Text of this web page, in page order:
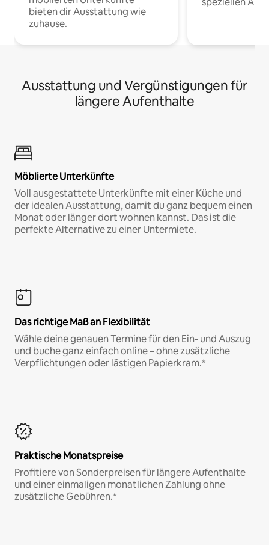
bieten dir Ausstattung wie
zuhause.
Ausstattung und Vergünstigungen für
längere Aufenthalte
Möblierte Unterkünfte
Voll ausgestattete Unterkünfte mit einer Küche und
der idealen Ausstattung, damit du ganz bequem einen
Monat oder länger dort wohnen kannst. Das ist die
perfekte Alternative zu einer Untermiete.
Das richtige Maß an Flexibilität
Wähle deine genauen Termine für den Ein- und Auszug
und buche ganz einfach online – ohne zusätzliche
Verpflichtungen oder lästigen Papierkram.*
Praktische Monatspreise
Profitiere von Sonderpreisen für längere Aufenthalte
und einer einmaligen monatlichen Zahlung ohne
zusätzliche Gebühren.*